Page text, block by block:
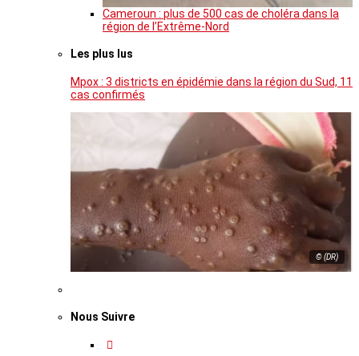
Cameroun : plus de 500 cas de choléra dans la
région de l’Extrême-Nord
Les plus lus
Mpox : 3 districts en épidémie dans la région du Sud, 11
cas confirmés
© (DR)
Nous Suivre